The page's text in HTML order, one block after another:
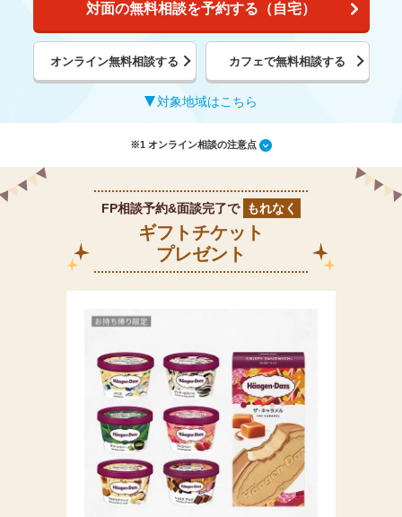
対面の無料相談を予約する（自宅）
オンライン無料相談する カフェで無料相談する
対象地域はこちら
※1 オンライン相談の注意点
FP相談予約&面談完了で もれなく
ギフトチケット
プレゼント